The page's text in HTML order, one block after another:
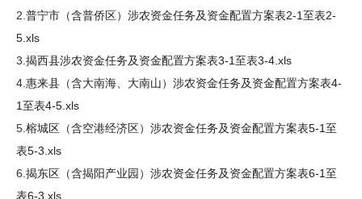
2. 普宁市（含普侨区）涉农资金任务及资金配置方案表2-1至表2-
5.xls
3. 揭西县涉农资金任务及资金配置方案表3-1至表3-4.xls
4. 惠来县（含大南海、大南山）涉农资金任务及资金配置方案表4-
1至表4-5.xls
5. 榕城区（含空港经济区）涉农资金任务及资金配置方案表5-1至
表5-3.xls
6. 揭东区（含揭阳产业园）涉农资金任务及资金配置方案表6-1至
表6-3.xls